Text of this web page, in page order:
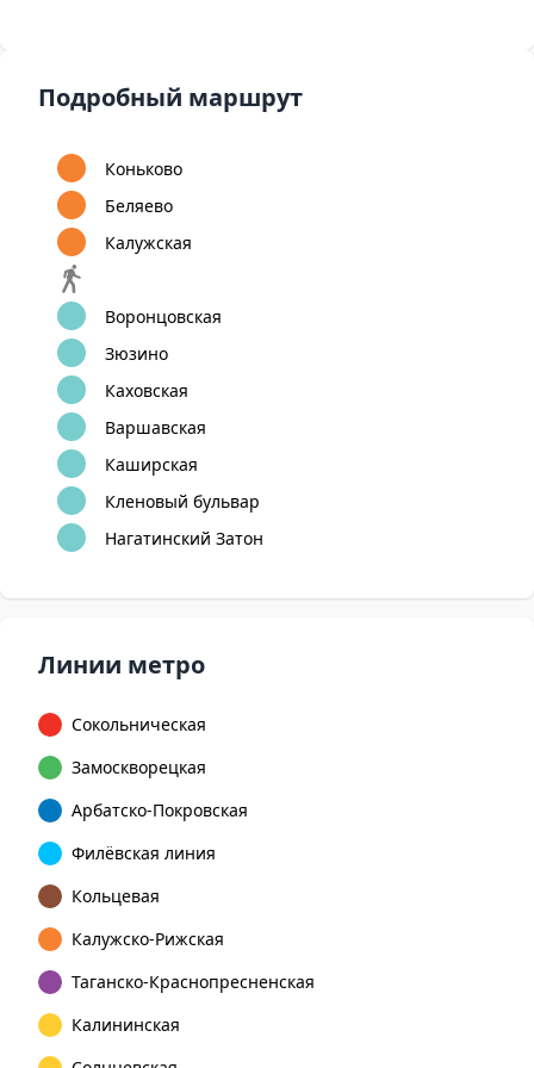
Подробный маршрут
Коньково
Беляево
Калужская
Воронцовская
Зюзино
Каховская
Варшавская
Каширская
Кленовый бульвар
Нагатинский Затон
Линии метро
Сокольническая
Замоскворецкая
Арбатско-Покровская
Филёвская линия
Кольцевая
Калужско-Рижская
Таганско-Краснопресненская
Калининская